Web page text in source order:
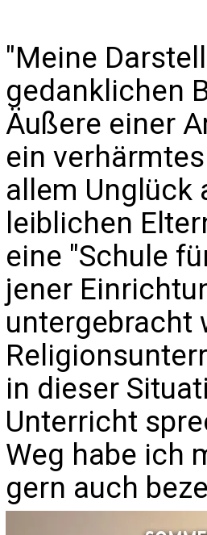
"Meine
gedanklichen
Äußere einer
ein
allem Unglück
leiblichen
eine "Schule
jener
untergebracht
in dieser
Unterricht
Weg habe ich
gern auch